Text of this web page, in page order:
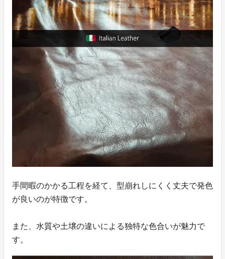
手間暇のかかる工程を経て、型崩れしにくく丈夫で発色
が良いのが特徴です。
また、水質や土壌の違いによる独特な色合いが魅力で
す。